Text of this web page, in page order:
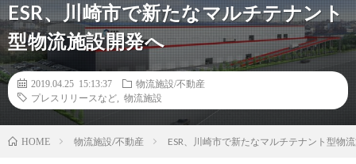
ESR、川崎市で新たなマルチテナント
型物流施設開発へ
2019.04.25 15:13:37
物流施設/不動産
プレスリリースなど
物流施設
HOME 物流施設/不動産 ESR、川崎市で新たなマルチテナント型物